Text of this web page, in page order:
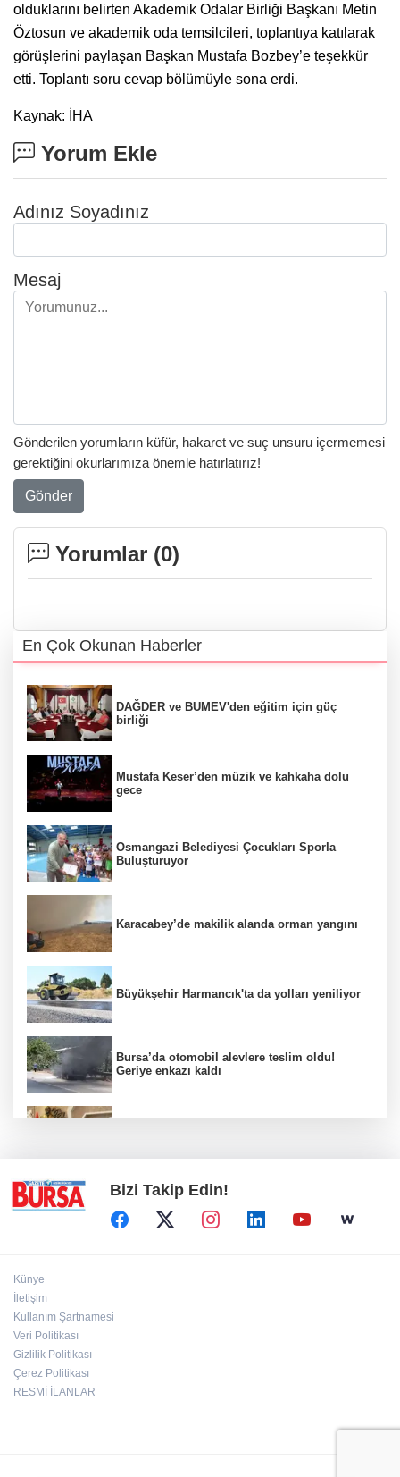
olduklarını belirten Akademik Odalar Birliği Başkanı Metin
Öztosun ve akademik oda temsilcileri, toplantıya katılarak
görüşlerini paylaşan Başkan Mustafa Bozbey’e teşekkür
etti. Toplantı soru cevap bölümüyle sona erdi.
Kaynak: İHA
Yorum Ekle
Adınız Soyadınız
Mesaj
Gönderilen yorumların küfür, hakaret ve suç unsuru içermemesi
gerektiğini okurlarımıza önemle hatırlatırız!
Gönder
Yorumlar (0)
En Çok Okunan Haberler
DAĞDER ve BUMEV'den eğitim için güç
birliği
Mustafa Keser’den müzik ve kahkaha dolu
gece
Osmangazi Belediyesi Çocukları Sporla
Buluşturuyor
Karacabey’de makilik alanda orman yangını
Büyükşehir Harmancık'ta da yolları yeniliyor
Bursa’da otomobil alevlere teslim oldu!
Geriye enkazı kaldı
Bizi Takip Edin!
Künye
İletişim
Kullanım Şartnamesi
Veri Politikası
Gizlilik Politikası
Çerez Politikası
RESMİ İLANLAR